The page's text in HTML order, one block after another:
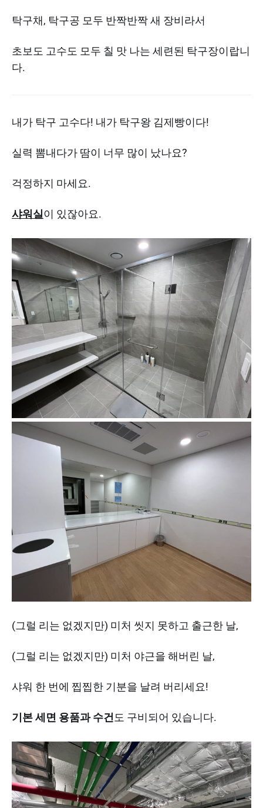
탁구채, 탁구공 모두 반짝반짝 새 장비라서
초보도 고수도 모두 칠 맛 나는 세련된 탁구장이랍니
다.
내가 탁구 고수다! 내가 탁구왕 김제빵이다!
실력 뽐내다가 땀이 너무 많이 났나요?
걱정하지 마세요.
샤워실 이 있잖아요.
(그럴 리는 없겠지만) 미처 씻지 못하고 출근한 날,
(그럴 리는 없겠지만) 미처 야근을 해버린 날,
샤워 한 번에 찝찝한 기분을 날려 버리세요!
기본 세면 용품과 수건 도 구비되어 있습니다.